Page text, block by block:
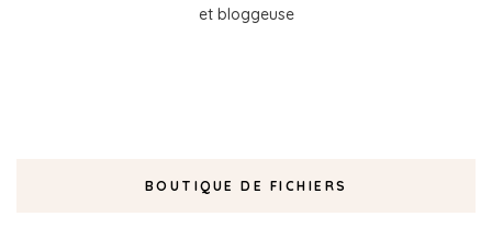
et bloggeuse
BOUTIQUE DE FICHIERS